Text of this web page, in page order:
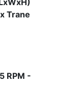
Trane
RPM -